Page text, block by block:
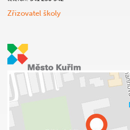
Zřizovatel školy